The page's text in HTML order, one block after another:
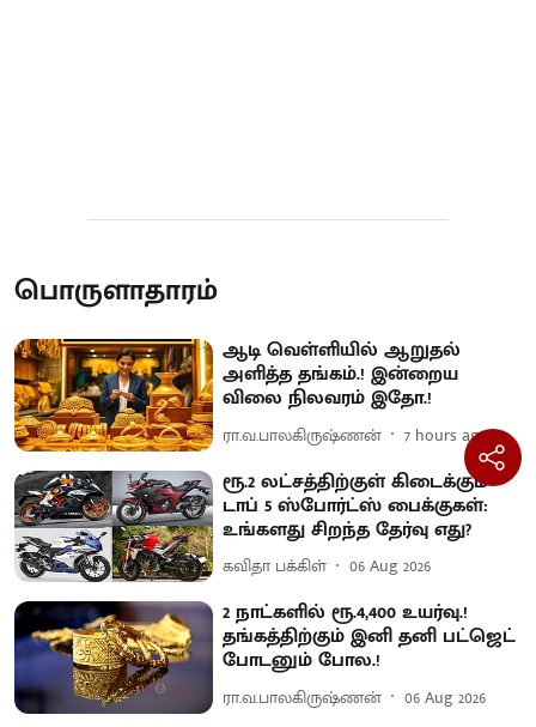
பொருளாதாரம்
ஆடி வெள்ளியில் ஆறுதல்
அளித்த தங்கம்.! இன்றைய
விலை நிலவரம் இதோ.!
ரா.வ.பாலகிருஷ்ணன் 7 hours ago
ரூ.2 லட்சத்திற்குள் கிடைக்கும்
டாப் 5 ஸ்போர்ட்ஸ் பைக்குகள்:
உங்களது சிறந்த தேர்வு எது?
கவிதா பக்கிள் 06 Aug 2026
2 நாட்களில் ரூ.4,400 உயர்வு.!
தங்கத்திற்கும் இனி தனி பட்ஜெட்
போடனும் போல.!
ரா.வ.பாலகிருஷ்ணன் 06 Aug 2026